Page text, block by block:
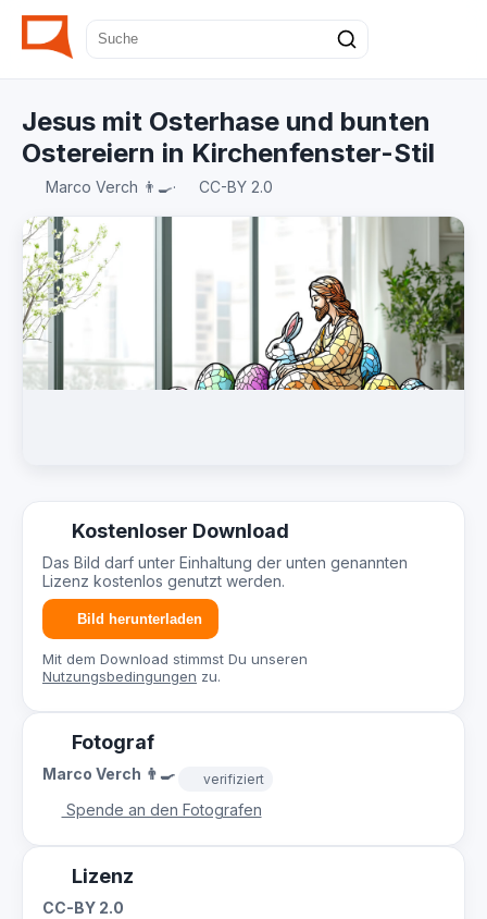
Jesus mit Osterhase und bunten
Ostereiern in Kirchenfenster-Stil
Marco Verch 👨‍🍳· CC-BY 2.0
Kostenloser Download
Das Bild darf unter Einhaltung der unten genannten
Lizenz kostenlos genutzt werden.
Bild herunterladen
Mit dem Download stimmst Du unseren
Nutzungsbedingungen zu.
Fotograf
Marco Verch 👨‍🍳 verifiziert
Spende an den Fotografen
Lizenz
CC-BY 2.0